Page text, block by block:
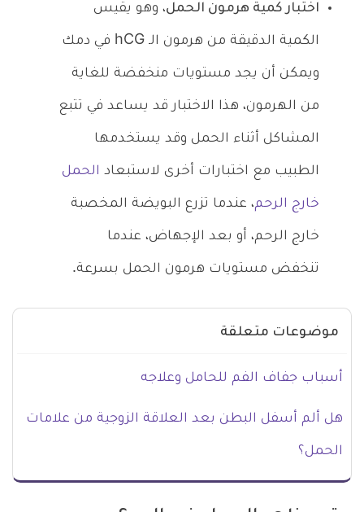
اختبار كمية هرمون الحمل، وهو يقيس
الكمية الدقيقة من هرمون الـ hCG في دمك
ويمكن أن يجد مستويات منخفضة للغاية
من الهرمون، هذا الاختبار قد يساعد في تتبع
المشاكل أثناء الحمل وقد يستخدمها
الطبيب مع اختبارات أخرى لاستبعاد الحمل
خارج الرحم، عندما تزرع البويضة المخصبة
خارج الرحم، أو بعد الإجهاض، عندما
تنخفض مستويات هرمون الحمل بسرعة.
موضوعات متعلقة
أسباب جفاف الفم للحامل وعلاجه
هل ألم أسفل البطن بعد العلاقة الزوجية من علامات
الحمل؟